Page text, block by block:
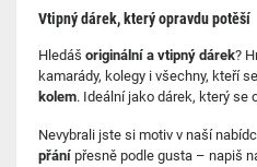
Vtipný dárek, který opravdu potěší
Hledáš originální a vtipný dárek?
kamarády, kolegy i všechny, kteří
kolem. Ideální jako dárek, který se
Nevybrali jste si motiv v naší
přání přesně podle gusta – napiš